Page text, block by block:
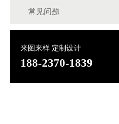
常见问题
来图来样 定制设计
188-2370-1839